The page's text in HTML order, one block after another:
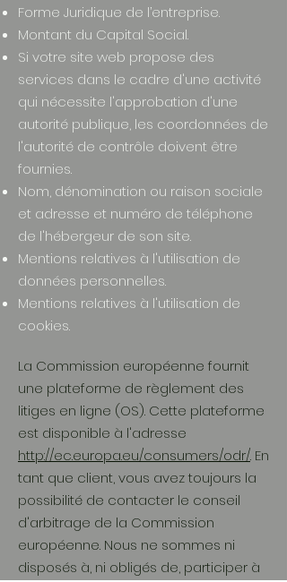
Forme Juridique de l’entreprise.
Montant du Capital Social.
Si votre site web propose des
services dans le cadre d'une activité
qui nécessite l'approbation d'une
autorité publique, les coordonnées de
l'autorité de contrôle doivent être
fournies. ​​​
Nom, dénomination ou raison sociale
et adresse et numéro de téléphone
de l'hébergeur de son site.
Mentions relatives à l'utilisation de
données personnelles.
Mentions relatives à l'utilisation de
cookies.
La Commission européenne fournit
une plateforme de règlement des
litiges en ligne (OS). Cette plateforme
est disponible à l'adresse
http://ec.europa.eu/consumers/odr/. En
tant que client, vous avez toujours la
possibilité de contacter le conseil
d'arbitrage de la Commission
européenne. Nous ne sommes ni
disposés à, ni obligés de, participer à